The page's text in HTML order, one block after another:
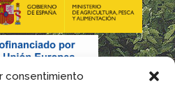
consentimiento